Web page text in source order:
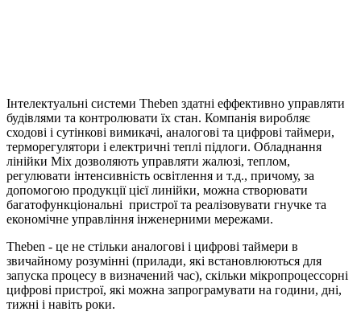
Інтелектуальні системи Theben здатні еффективно управляти
будівлями та контролювати їх стан. Компанія виробляє
сходові і сутінкові вимикачі, аналогові та цифрові таймери,
терморегулятори і електричні теплі підлоги. Обладнання
лінійки Mix дозволяють управляти жалюзі, теплом,
регулювати інтенсивність освітлення и т.д., причому, за
допомогою продукції цієї линійки, можна створювати
багатофункціональні пристрої та реалізовувати гнучке та
економічне управління інженерними мережами.
Theben - це не стільки аналогові і цифрові таймери в
звичайному розумінні (прилади, які встановлюються для
запуска процесу в визначений час), скільки мікропроцессорні
цифрові пристрої, які можна запрограмувати на години, дні,
тижні і навіть роки.